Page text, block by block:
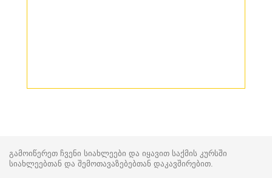
გამოიწერეთ ჩვენი სიახლეები და იყავით საქმის კურსში
სიახლეებთან და შემოთავაზებებთან დაკავშირებით.